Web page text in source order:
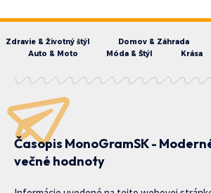
Zdravie & Životný štýl Domov & Záhrada
Auto & Moto
Móda & Štýl Krása
Časopis MonoGramSK -
večné hodnoty